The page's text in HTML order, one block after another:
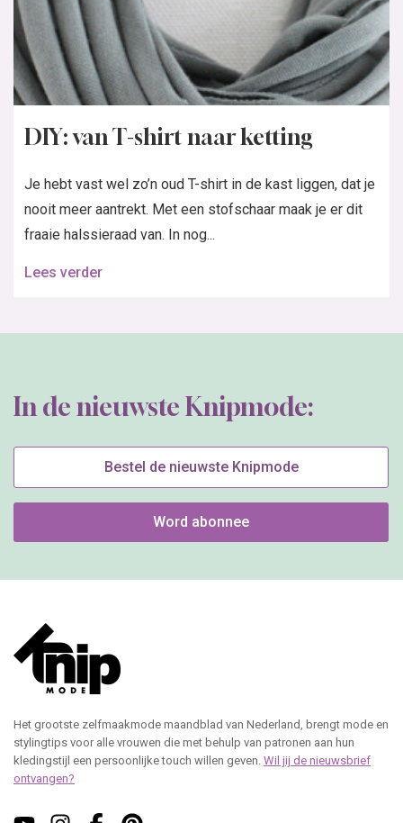
DIY: van T-shirt naar ketting
Je hebt vast wel zo’n oud T-shirt in de kast liggen, dat je
nooit meer aantrekt. Met een stofschaar maak je er dit
fraaie halssieraad van. In nog...
Lees verder
In de nieuwste Knipmode:
Bestel de nieuwste Knipmode
Word abonnee
Het grootste zelfmaakmode maandblad van Nederland, brengt mode en
stylingtips voor alle vrouwen die met behulp van patronen aan hun
kledingstijl een persoonlijke touch willen geven. Wil jij de nieuwsbrief
ontvangen?